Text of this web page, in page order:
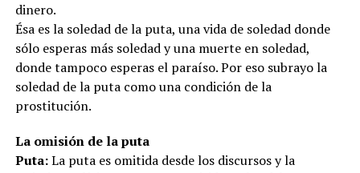
dinero.
Ésa es la soledad de la puta, una vida de soledad donde
sólo esperas más soledad y una muerte en soledad,
donde tampoco esperas el paraíso. Por eso subrayo la
soledad de la puta como una condición de la
prostitución.
La omisión de la puta
Puta:La puta es omitida desde los discursos y la